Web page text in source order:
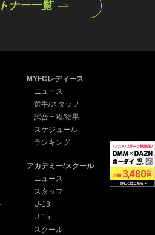
ナー一覧
MYFCレディース
ニュース
選手/スタッフ
試合日程/結果
スケジュール
ランキング
アカデミー/スクール
ニュース
スタッフ
U-18
U-15
スクール